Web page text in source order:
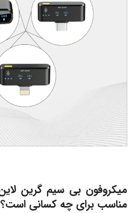
مناسب برای چه کسانی است؟